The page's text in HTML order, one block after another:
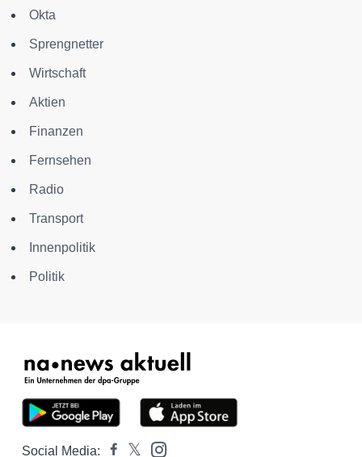
Okta
Sprengnetter
Wirtschaft
Aktien
Finanzen
Fernsehen
Radio
Transport
Innenpolitik
Politik
Social Media: